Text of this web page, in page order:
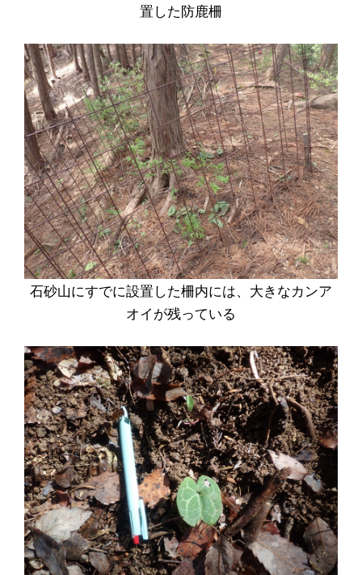
置した防鹿柵
石砂山にすでに設置した柵内には、大きなカンア
オイが残っている